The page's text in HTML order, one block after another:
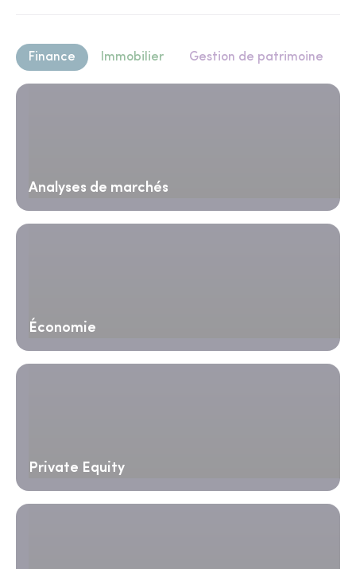
Finance Immobilier Gestion de patrimoine
Analyses de marchés
Économie
Private Equity